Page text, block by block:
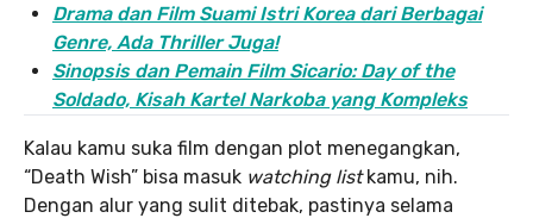
Drama dan Film Suami Istri Korea dari Berbagai
Genre, Ada Thriller Juga!
Sinopsis dan Pemain Film Sicario: Day of the
Soldado, Kisah Kartel Narkoba yang Kompleks
Kalau kamu suka film dengan plot menegangkan,
“Death Wish” bisa masuk watching listkamu, nih.
Dengan alur yang sulit ditebak, pastinya selama